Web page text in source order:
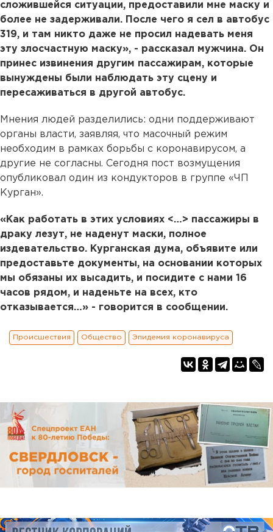
сложившейся ситуации, предоставили мне маску и
более не задерживали. После чего я сел в автобус
319, и там никто даже не просил надевать меня
эту злосчастную маску», - рассказал мужчина. Он
принес извинения другим пассажирам, которые
вынуждены были наблюдать эту сцену и
пересаживаться в другой автобус.
Мнения людей разделились: одни поддерживают
органы власти, заявляя, что масочный режим
необходим в рамках борьбы с коронавирусом, а
другие не согласны. Сегодня пост возмущения
опубликовал один из кондукторов в группе «ЧП
Курган».
«Как работать в этих условиях <…> пассажиры в
драку лезут, не наденут маски, полное
издевательство. Курганская дума, объявите или
предоставьте документы, на основании которых
мы обязаны их высадить, и посидите с нами 16
часов рядом, и наденьте на всех, кто
отказывается…» - говорится в сообщении.
Происшествия Общество Эпидемия коронавируса